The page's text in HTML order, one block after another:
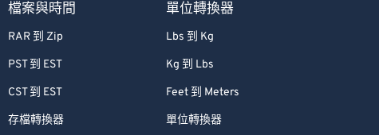
檔案與時間
RAR 到 Zip
PST 到 EST
CST 到 EST
存檔轉換器
單位轉換器
Lbs 到 Kg
Kg 到 Lbs
Feet 到 Meters
單位轉換器